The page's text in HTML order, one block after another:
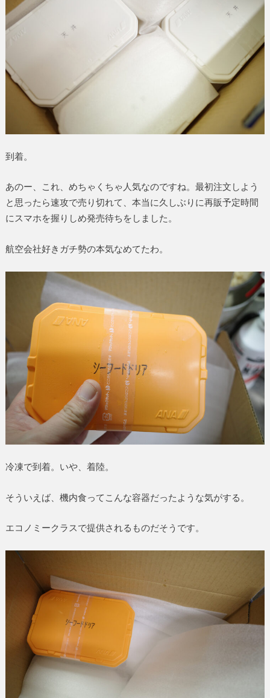
到着。
あのー、これ、めちゃくちゃ人気なのですね。最初注文しよう
と思ったら速攻で売り切れて、本当に久しぶりに再販予定時間
にスマホを握りしめ発売待ちをしました。
航空会社好きガチ勢の本気なめてたわ。
冷凍で到着。いや、着陸。
そういえば、機内食ってこんな容器だったような気がする。
エコノミークラスで提供されるものだそうです。